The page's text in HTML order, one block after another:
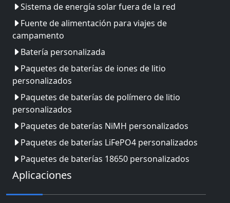
Sistema de energía solar fuera de la red
Fuente de alimentación para viajes de
campamento
Batería personalizada
Paquetes de baterías de iones de litio
personalizados
Paquetes de baterías de polímero de litio
personalizados
Paquetes de baterías NiMH personalizados
Paquetes de baterías LiFePO4 personalizados
Paquetes de baterías 18650 personalizados
Aplicaciones